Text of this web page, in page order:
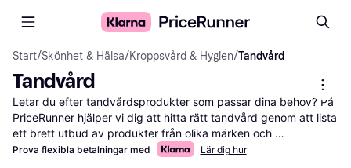
Start/Skönhet & Hälsa/Kroppsvård & Hygien/Tandvård
Tandvård
Letar du efter tandvårdsprodukter som passar dina behov? På
PriceRunner hjälper vi dig att hitta rätt tandvård genom att lista
ett brett utbud av produkter från olika märken och
återförsäljare. Våra användbara filter gör det enkelt för dig att
Prova flexibla betalningar med Lär dig hur